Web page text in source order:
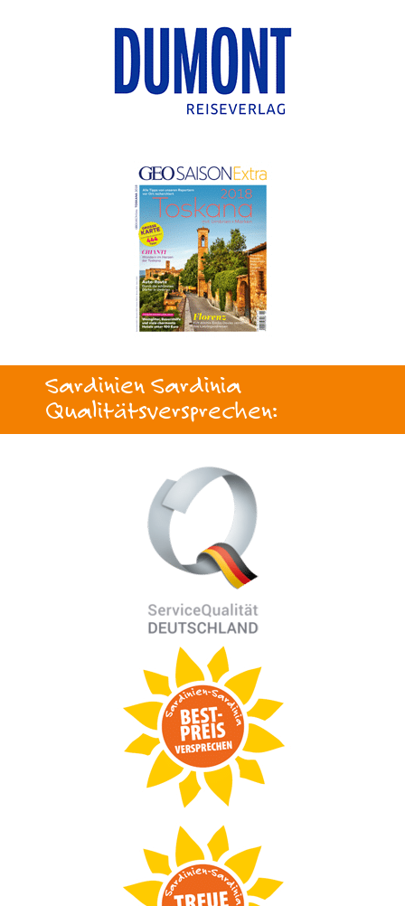
Sardinien Sardinia
Qualitätsversprechen: